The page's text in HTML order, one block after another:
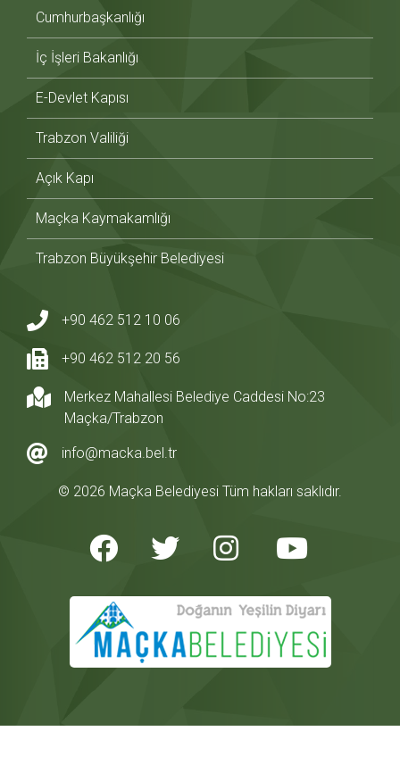
Cumhurbaşkanlığı
İç İşleri Bakanlığı
E-Devlet Kapısı
Trabzon Valiliği
Açık Kapı
Maçka Kaymakamlığı
Trabzon Büyükşehir Belediyesi
+90 462 512 10 06
+90 462 512 20 56
Merkez Mahallesi Belediye Caddesi No:23
Maçka/Trabzon
info@macka.bel.tr
© 2026 Maçka Belediyesi Tüm hakları saklıdır.